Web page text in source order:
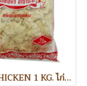
FLOSSY CHICKEN 1 KG. ไก่หยอง